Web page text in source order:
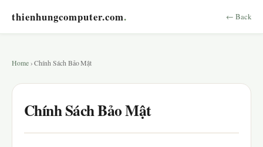
thienhungcomputer.com. ← Back
Home› Chính Sách Bảo Mật
Chính Sách Bảo Mật